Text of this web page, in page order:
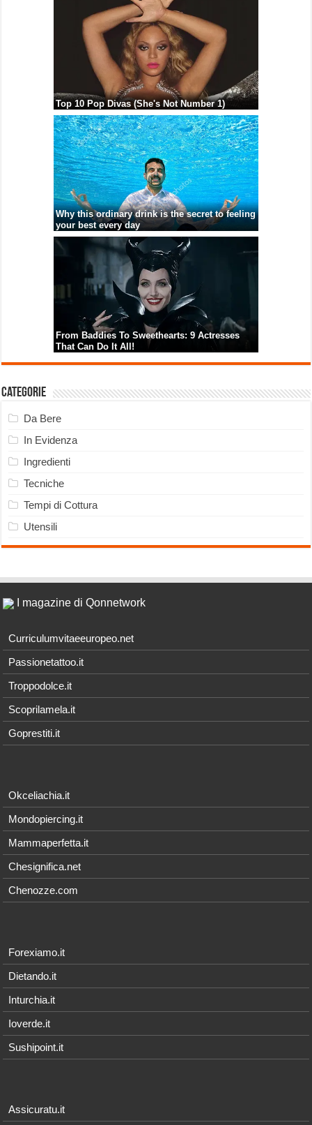
Categorie
Da Bere
In Evidenza
Ingredienti
Tecniche
Tempi di Cottura
Utensili
I magazine di Qonnetwork
Curriculumvitaeeuropeo.net
Passionetattoo.it
Troppodolce.it
Scoprilamela.it
Goprestiti.it
Okceliachia.it
Mondopiercing.it
Mammaperfetta.it
Chesignifica.net
Chenozze.com
Forexiamo.it
Dietando.it
Inturchia.it
Ioverde.it
Sushipoint.it
Assicuratu.it